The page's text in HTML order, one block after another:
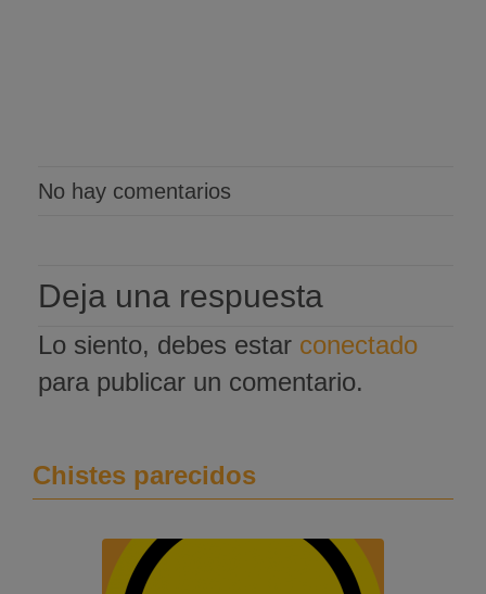
No hay comentarios
Deja una respuesta
Lo siento, debes estar conectado
para publicar un comentario.
Chistes parecidos